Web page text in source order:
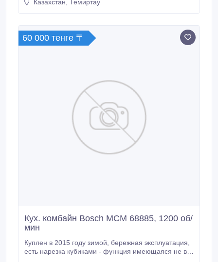
производителя. Электронное управление,
под мрамор, выглядит очень стильно и дорого.
Казахстан, Темиртау
60 000 тенге 〒
Кух. комбайн Bosch MCM 68885, 1200 об/
мин
Куплен в 2015 году зимой, бережная эксплуатация,
есть нарезка кубиками - функция имеющаяся не во